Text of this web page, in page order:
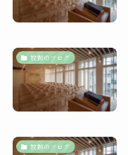
牧師のブログ
牧師のブログ